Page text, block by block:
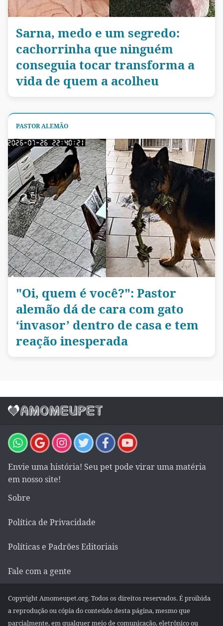
Sarna, medo e um segredo:
cachorrinha que ninguém
conseguia tocar transforma a
vida de quem a acolheu
PASTOR ALEMÃO
"Oi, quem é você?": Pastor
alemão dá de cara com gato
‘invasor’ dentro de casa e tem
reação inesperada
Envie uma história! Seu pet pode virar uma matéria
em nosso site!
Sobre
Política de Privacidade
Políticas e Padrões Editoriais
Fale com a gente
Copyright Amomeupet.org. Todos os direitos reservados. É proibida
a reprodução ou cópia do conteúdo desta página, mesmo que
parcialmente, em qualquer meio de comunicação, eletrônico ou